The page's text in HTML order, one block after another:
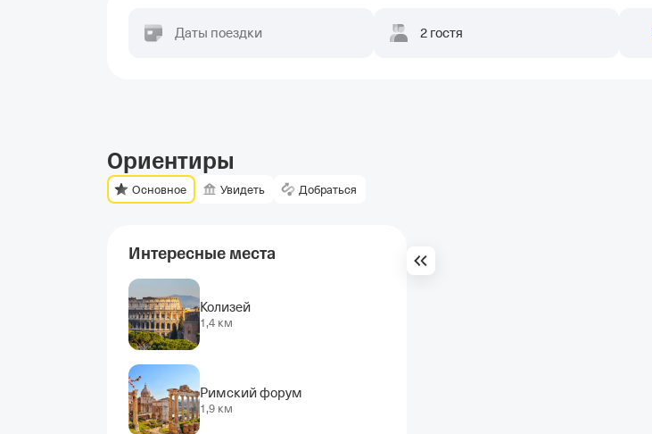
Даты поездки 2 гостя
Ориентиры
Основное Увидеть Добраться
Интересные места
Колизей
1,4 км
Римский форум
1,9 км